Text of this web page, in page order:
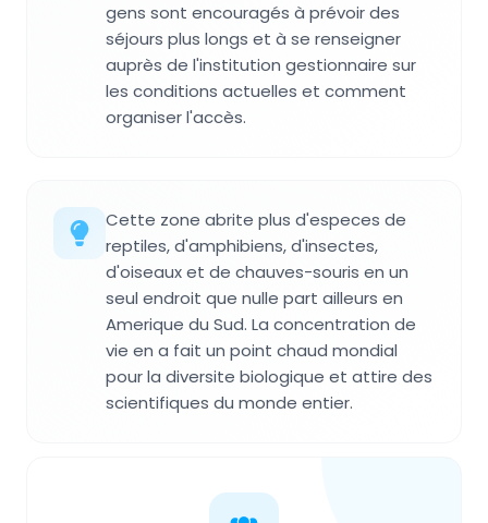
gens sont encouragés à prévoir des
séjours plus longs et à se renseigner
auprès de l'institution gestionnaire sur
les conditions actuelles et comment
organiser l'accès.
Cette zone abrite plus d'especes de
reptiles, d'amphibiens, d'insectes,
d'oiseaux et de chauves-souris en un
seul endroit que nulle part ailleurs en
Amerique du Sud. La concentration de
vie en a fait un point chaud mondial
pour la diversite biologique et attire des
scientifiques du monde entier.